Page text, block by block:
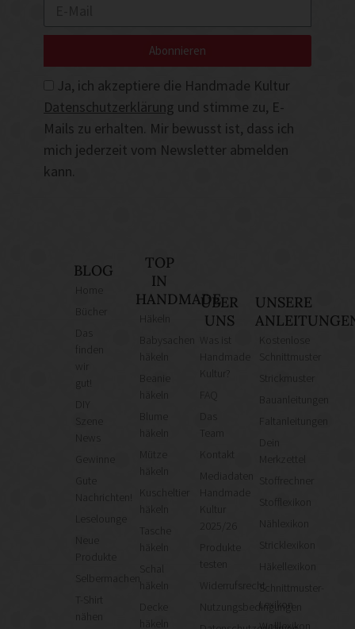
Ja, ich akzeptiere die Handmade Kultur
Datenschutzerklärung und stimme zu, E-
Mails zu erhalten. Mir bewusst ist, dass ich
mich jederzeit vom Newsletter abmelden
kann.
Abonnieren
BLOG
finden
gut!
News
Gute
Nachrichten!
Leselounge
Neue
Produkte
Selbermachen
T-Shirt
TOP
IN
HANDMADE
häkeln
häkeln
Mütze
häkeln
Kuscheltier
Tasche
häkeln
häkeln
ÜBER
UNS
Was ist
Kultur?
Das
Team
Kontakt
Mediadaten
Kultur
2025/26
Produkte
testen
Widerrufsrecht
Nutzungsbedingungen
UNSERE
Kostenlose
Schnittmuster
Strickmuster
Bauanleitungen
Faltanleitungen
Merkzettel
Stoffrechner
Stofflexikon
Nählexikon
Stricklexikon
Häkellexikon
Schnittmuster-
Lexikon
Wolllexikon